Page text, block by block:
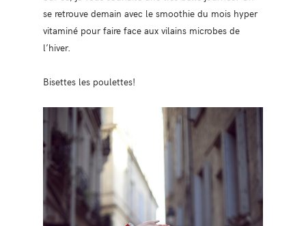
se retrouve demain avec le smoothie du mois hyper
vitaminé pour faire face aux vilains microbes de
l’hiver.
Bisettes les poulettes!